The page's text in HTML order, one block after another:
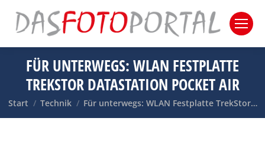
FÜR UNTERWEGS: WLAN FESTPLATTE
TREKSTOR DATASTATION POCKET AIR
Sie befinden sich hier:
Start Technik Für unterwegs: WLAN Festplatte TrekStor…